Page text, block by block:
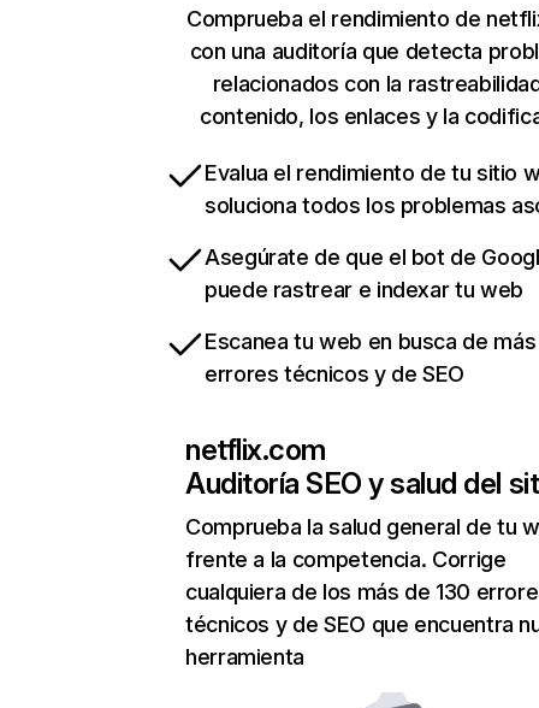
Comprueba el rendimiento de
con una auditoría que detecta
relacionados con la
contenido, los enlaces y la
Evalua el rendimiento de tu sitio
soluciona todos los problemas
Asegúrate de que el bot de
puede rastrear e indexar tu web
Escanea tu web en busca de
errores técnicos y de SEO
netflix.com
Auditoría SEO y salud del
Comprueba la salud general de tu
frente a la competencia. Corrige
cualquiera de los más de 130
técnicos y de SEO que encuentra
herramienta